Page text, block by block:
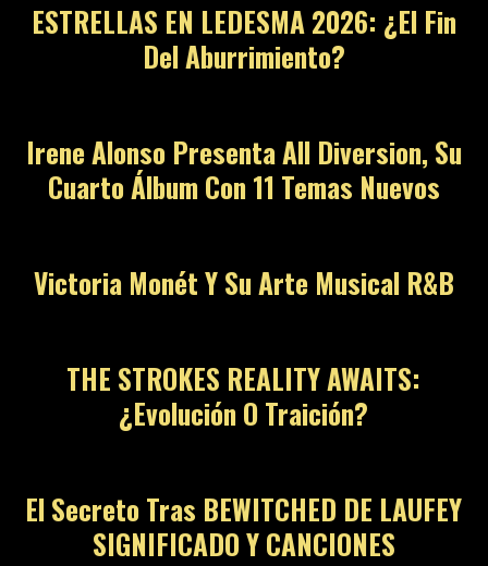
ESTRELLAS EN LEDESMA 2026: ¿El Fin
Del Aburrimiento?
Irene Alonso Presenta All Diversion, Su
Cuarto Álbum Con 11 Temas Nuevos
Victoria Monét Y Su Arte Musical R&B
THE STROKES REALITY AWAITS:
¿Evolución O Traición?
El Secreto Tras BEWITCHED DE LAUFEY
SIGNIFICADO Y CANCIONES